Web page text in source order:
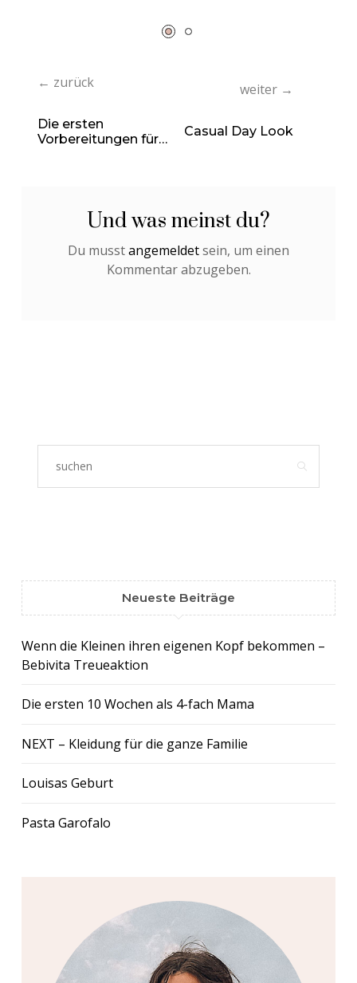
← zurück
Die ersten
Vorbereitungen für
weiter →
Casual Day Look
Und was meinst du?
Du musstangemeldetsein, um einen
Kommentar abzugeben.
Neueste Beiträge
Wenn die Kleinen ihren eigenen Kopf bekommen –
Bebivita Treueaktion
Die ersten 10 Wochen als 4-fach Mama
NEXT – Kleidung für die ganze Familie
Louisas Geburt
Pasta Garofalo